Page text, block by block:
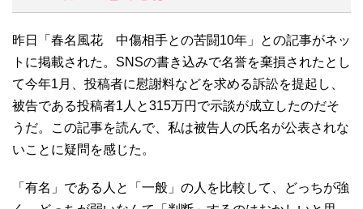
昨日「春名風花 中傷相手との苦闘10年」との記事がネッ
トに掲載された。SNSの書き込みで名誉を棄損されたとし
て今年1月、投稿者に慰謝料などを求める訴訟を提起し、
被告である投稿者1人と315万円で示談が成立したのだそ
うだ。この記事を読んで、私は被告人の氏名が公表されな
いことに疑問を感じた。
「有名」である人と「一般」の人を比較して、どっちが強